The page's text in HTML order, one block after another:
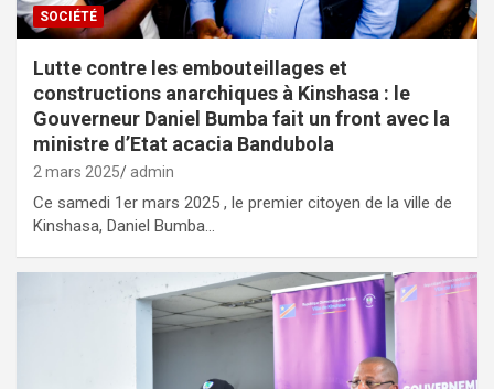
SOCIÉTÉ
Lutte contre les embouteillages et
constructions anarchiques à Kinshasa : le
Gouverneur Daniel Bumba fait un front avec la
ministre d’Etat acacia Bandubola
2 mars 2025 admin
Ce samedi 1er mars 2025 , le premier citoyen de la ville de
Kinshasa, Daniel Bumba…